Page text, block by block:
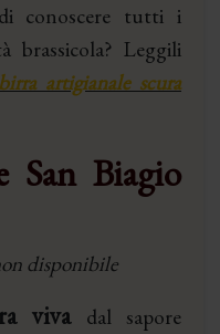
conoscere tutti i
brassicola? Leggili
birra artigianale scura
San Biagio
disponibile
vivadal sapore